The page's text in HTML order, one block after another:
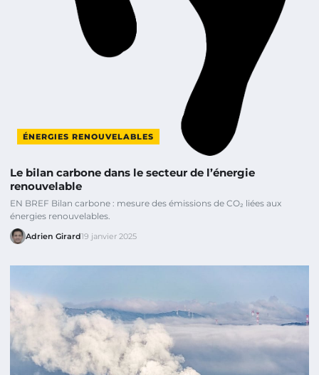
ÉNERGIES RENOUVELABLES
Le bilan carbone dans le secteur de l’énergie
renouvelable
EN BREF Bilan carbone : mesure des émissions de CO₂ liées aux
énergies renouvelables.
Adrien Girard19 janvier 2025